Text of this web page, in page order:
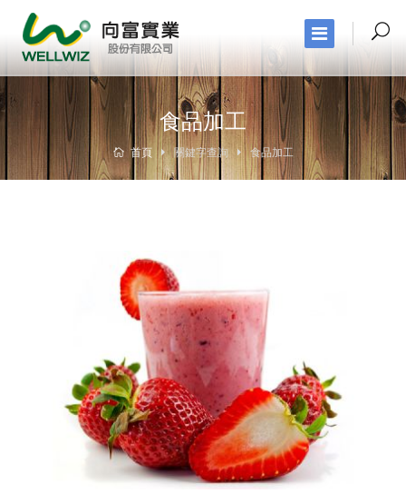
食品加工
首頁 關鍵字查詢 食品加工